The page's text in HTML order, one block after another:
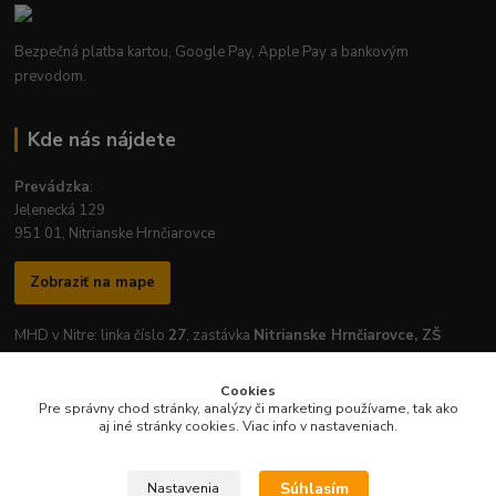
Bezpečná platba kartou, Google Pay, Apple Pay a bankovým
prevodom.
Kde nás nájdete
Prevádzka:
Jelenecká 129
951 01, Nitrianske Hrnčiarovce
Zobraziť na mape
MHD v Nitre: linka číslo 27, zastávka Nitrianske Hrnčiarovce, ZŠ
Otváracie hodiny prevádzky:
Cookies
Pre správny chod stránky, analýzy či marketing používame, tak ako
aj iné stránky cookies. Viac info v nastaveniach.
Nastavenia Súhlasím